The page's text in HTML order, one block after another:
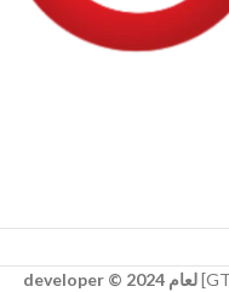
لعام 2024 © developer